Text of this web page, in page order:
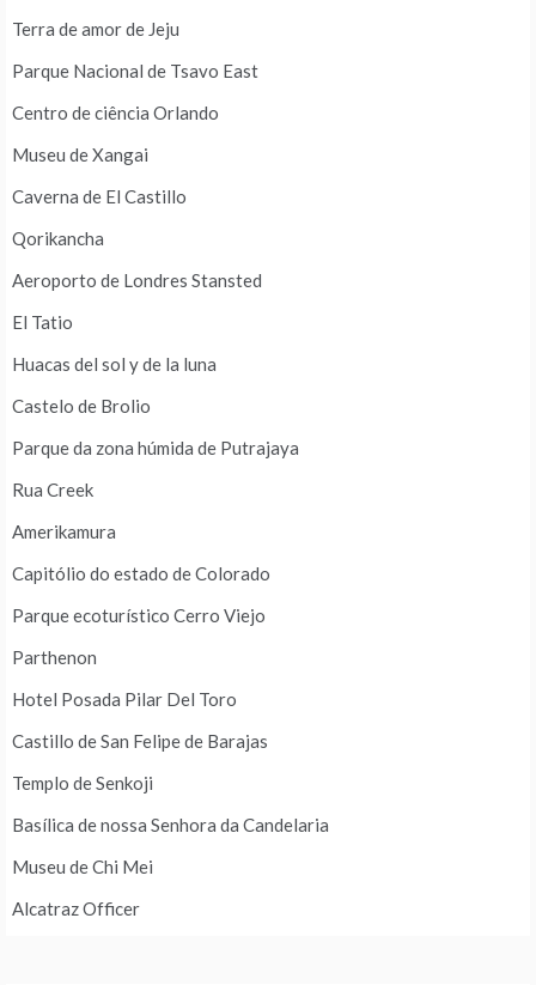
Terra de amor de Jeju
Parque Nacional de Tsavo East
Centro de ciência Orlando
Museu de Xangai
Caverna de El Castillo
Qorikancha
Aeroporto de Londres Stansted
El Tatio
Huacas del sol y de la luna
Castelo de Brolio
Parque da zona húmida de Putrajaya
Rua Creek
Amerikamura
Capitólio do estado de Colorado
Parque ecoturístico Cerro Viejo
Parthenon
Hotel Posada Pilar Del Toro
Castillo de San Felipe de Barajas
Templo de Senkoji
Basílica de nossa Senhora da Candelaria
Museu de Chi Mei
Alcatraz Officer